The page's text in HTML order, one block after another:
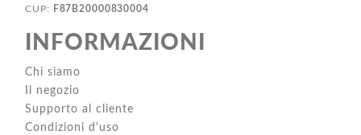
CUP:
F87B20000830004
INFORMAZIONI
Chi siamo
Il negozio
Supporto al cliente
Condizioni d'uso